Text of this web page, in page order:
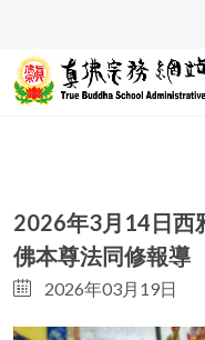
2026年3月14日西
佛本尊法同修報導
2026年03月19日